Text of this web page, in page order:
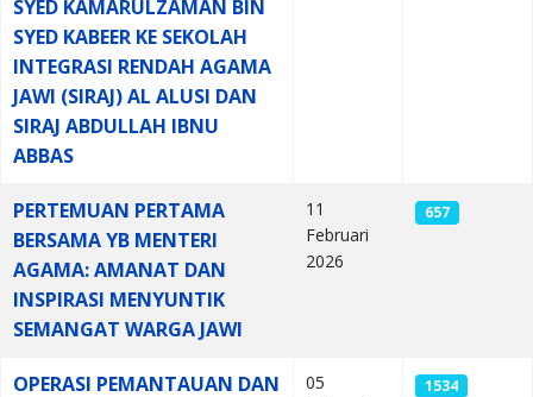
SYED KAMARULZAMAN BIN
SYED KABEER KE SEKOLAH
INTEGRASI RENDAH AGAMA
JAWI (SIRAJ) AL ALUSI DAN
SIRAJ ABDULLAH IBNU
ABBAS
PERTEMUAN PERTAMA
BERSAMA YB MENTERI
AGAMA: AMANAT DAN
INSPIRASI MENYUNTIK
SEMANGAT WARGA JAWI
11
Februari
2026
657
OPERASI PEMANTAUAN DAN
05
1534